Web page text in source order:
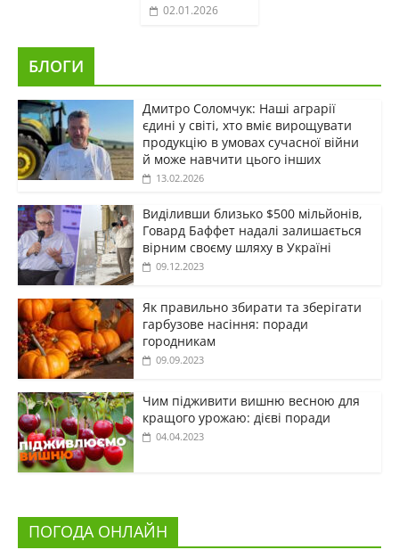
02.01.2026
БЛОГИ
Дмитро Соломчук: Наші аграрії
єдині у світі, хто вміє вирощувати
продукцію в умовах сучасної війни
й може навчити цього інших
13.02.2026
Виділивши близько $500 мільйонів,
Говард Баффет надалі залишається
вірним своєму шляху в Україні
09.12.2023
Як правильно збирати та зберігати
гарбузове насіння: поради
городникам
09.09.2023
Чим підживити вишню весною для
кращого урожаю: дієві поради
04.04.2023
ПОГОДА ОНЛАЙН